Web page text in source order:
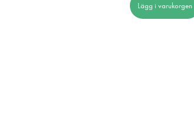
Lägg i varukorgen